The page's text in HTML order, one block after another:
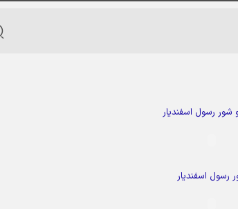
شور رسول اسفندیار
رسول اسفندیار